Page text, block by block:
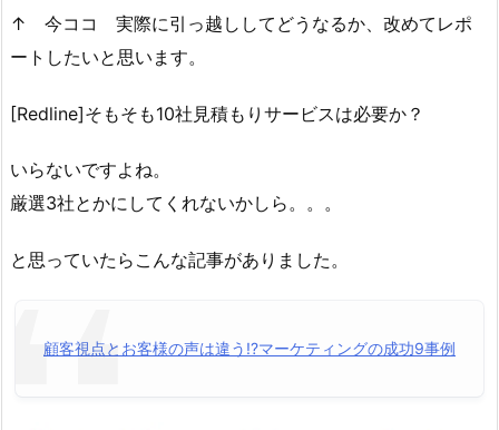
↑ 今ココ 実際に引っ越ししてどうなるか、改めてレポ
ートしたいと思います。
[Redline]そもそも10社見積もりサービスは必要か？
いらないですよね。
厳選3社とかにしてくれないかしら。。。
と思っていたらこんな記事がありました。
顧客視点とお客様の声は違う!?マーケティングの成功9事例